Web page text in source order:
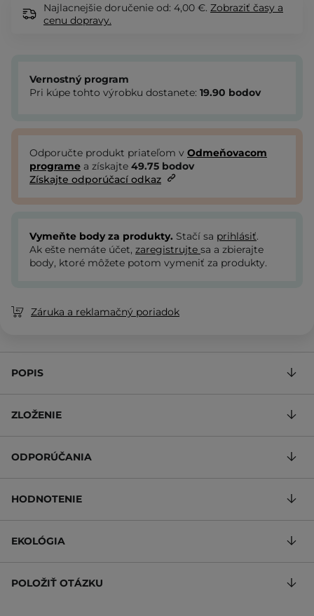
Najlacnejšie doručenie od: 4,00 €. Zobraziť časy a
cenu dopravy.
Vernostný program
Pri kúpe tohto výrobku dostanete: 19.90 bodov
Odporučte produkt priateľom v Odmeňovacom
programe a získajte 49.75 bodov
Získajte odporúčací odkaz
Vymeňte body za produkty. Stačí sa prihlásiť.
Ak ešte nemáte účet, zaregistrujte sa a zbierajte
body, ktoré môžete potom vymeniť za produkty.
Záruka a reklamačný poriadok
POPIS
ZLOŽENIE
ODPORÚČANIA
HODNOTENIE
EKOLÓGIA
POLOŽIŤ OTÁZKU